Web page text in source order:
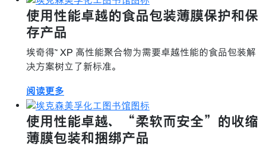
使用性能卓越的食品包装薄膜保护和保
存产品
埃奇得™ XP 高性能聚合物为需要卓越性能的食品包装解
决方案树立了新标准。
阅读更多
使用性能卓越、“柔软而安全”的收缩
薄膜包装和捆绑产品